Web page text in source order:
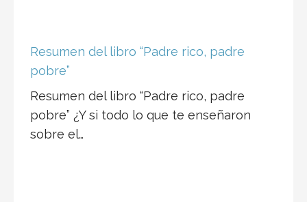
Resumen del libro “Padre rico, padre
pobre”
Resumen del libro “Padre rico, padre
pobre” ¿Y si todo lo que te enseñaron
sobre el…